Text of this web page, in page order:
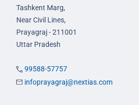
Tashkent Marg,
Near Civil Lines,
Prayagraj - 211001
Uttar Pradesh
99588-57757
infoprayagraj@nextias.com